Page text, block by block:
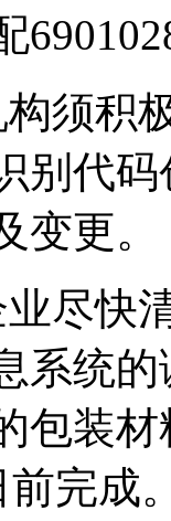
须积
别代
变更。
尽快
系统
包装
前完成